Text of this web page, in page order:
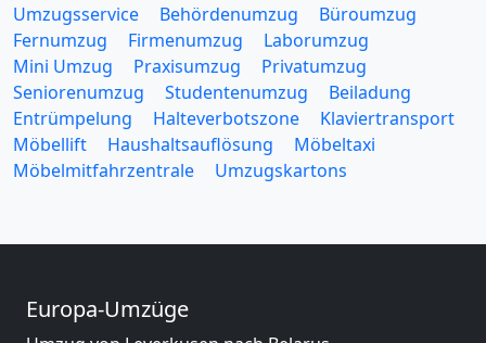
Umzugsservice Behördenumzug
Büroumzug
Fernumzug
Firmenumzug
Laborumzug
Mini Umzug
Praxisumzug
Privatumzug
Seniorenumzug
Studentenumzug
Beiladung
Entrümpelung
Halteverbotszone
Klaviertransport
Möbellift
Haushaltsauflösung
Möbeltaxi
Möbelmitfahrzentrale
Umzugskartons
Europa-Umzüge